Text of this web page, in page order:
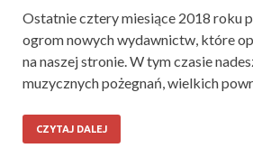
Ostatnie cztery miesiące 2018 roku
ogrom nowych wydawnictw, które
na naszej stronie. W tym czasie
muzycznych pożegnań, wielkich
CZYTAJ DALEJ